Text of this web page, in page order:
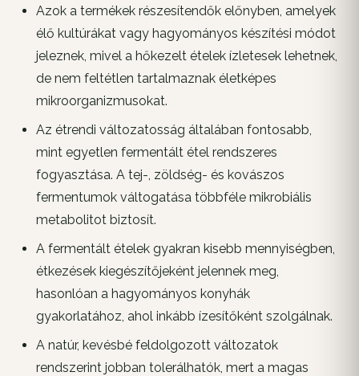
Azok a termékek részesítendők előnyben, amelyek
élő kultúrákat vagy hagyományos készítési módot
jeleznek, mivel a hőkezelt ételek ízletesek lehetnek,
de nem feltétlen tartalmaznak életképes
mikroorganizmusokat.
Az étrendi változatosság általában fontosabb,
mint egyetlen fermentált étel rendszeres
fogyasztása. A tej-, zöldség- és kovászos
fermentumok váltogatása többféle mikrobiális
metabolitot biztosít.
A fermentált ételek gyakran kisebb mennyiségben,
étkezések kiegészítőjeként jelennek meg,
hasonlóan a hagyományos konyhák
gyakorlatához, ahol inkább ízesítőként szolgálnak.
A natúr, kevésbé feldolgozott változatok
rendszerint jobban tolerálhatók, mert a magas